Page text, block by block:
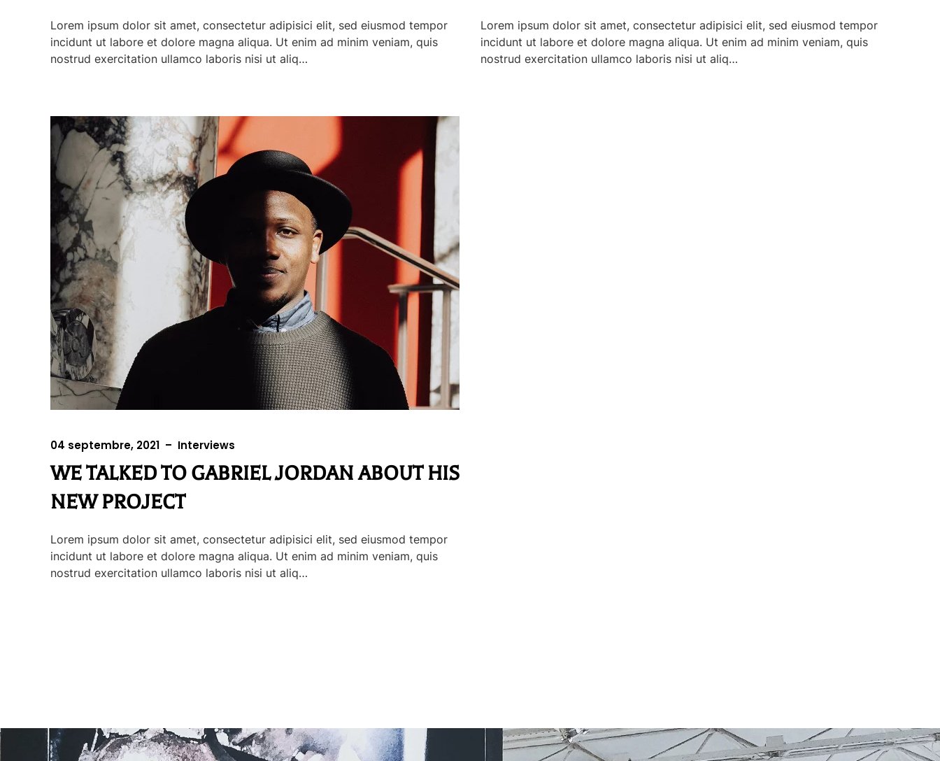
Lorem ipsum dolor sit amet, consectetur adipisici elit, sed eiusmod tempor
incidunt ut labore et dolore magna aliqua. Ut enim ad minim veniam, quis
nostrud exercitation ullamco laboris nisi ut aliq…
Lorem ipsum dolor sit amet, consectetur adipisici elit, sed eiusmod tempor
incidunt ut labore et dolore magna aliqua. Ut enim ad minim veniam, quis
nostrud exercitation ullamco laboris nisi ut aliq…
04 septembre, 2021 – Interviews
WE TALKED TO GABRIEL JORDAN ABOUT HIS
NEW PROJECT
Lorem ipsum dolor sit amet, consectetur adipisici elit, sed eiusmod tempor
incidunt ut labore et dolore magna aliqua. Ut enim ad minim veniam, quis
nostrud exercitation ullamco laboris nisi ut aliq…